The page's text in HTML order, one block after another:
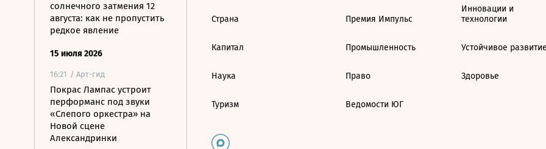
солнечного затмения 12
августа: как не пропустить
редкое явление
15 июля 2026
16:21 / Арт-гид
Покрас Лампас устроит
перформанс под звуки
«Слепого оркестра» на
Новой сцене
Александринки
Страна
Капитал
Наука
Туризм
Премия Импульс
Промышленность
Право
Ведомости ЮГ
Инновации и
технологии
Устойчивое развитие
Здоровье